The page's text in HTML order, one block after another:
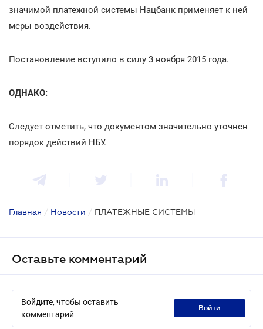
значимой платежной системы Нацбанк применяет к ней
меры воздействия.
Постановление вступило в силу 3 ноября 2015 года.
ОДНАКО:
Следует отметить, что документом значительно уточнен
порядок действий НБУ.
Главная / Новости / ПЛАТЕЖНЫЕ СИСТЕМЫ
Оставьте комментарий
Войдите, чтобы оставить
комментарий
войти